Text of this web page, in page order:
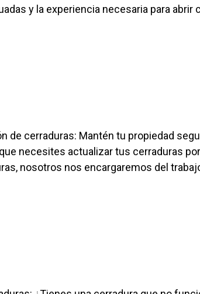
y la experiencia necesaria para
de cerraduras: Mantén tu propiedad
necesites actualizar tus cerraduras
nosotros nos encargaremos del